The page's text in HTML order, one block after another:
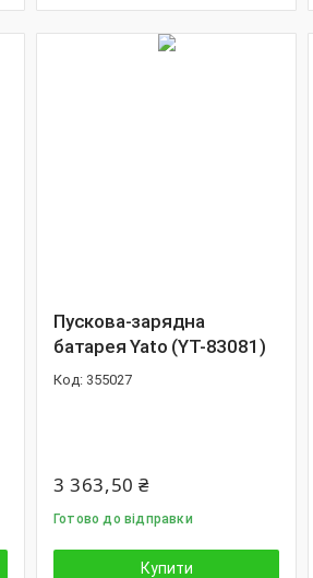
Пускова-зарядна
батарея Yato (YT-83081)
355027
3 363,50 ₴
Готово до відправки
Купити